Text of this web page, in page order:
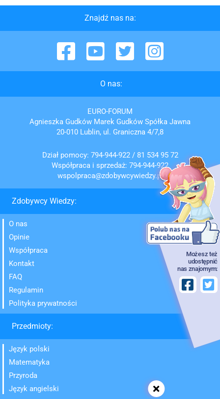
Możesz też
udostępnić
nas znajomym:
Znajdź nas na:
Facebook YouTube Twitter Instagram
O nas:
EURO-FORUM
Agnieszka Gudków Marek Gudków Spółka Jawna
20-010 Lublin, ul. Graniczna 4/7,8
Dział pomocy: 794-944-922/ 81 534 95 72
Współpraca i sprzedaż: 794-944-922
wspolpraca@zdobywcywiedzy.pl
Zdobywcy Wiedzy:
O nas
Opinie
Współpraca
Kontakt
FAQ
Regulamin
Polityka prywatności
Przedmioty:
Język polski
Matematyka
Przyroda
Język angielski